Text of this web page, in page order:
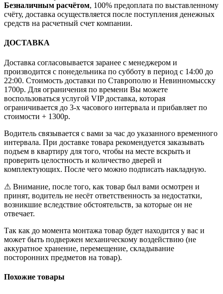
Безналичным расчётом, 100% предоплата по выставленному
счёту, доставка осуществляется после поступления денежных
средств на расчетный счет компании.
ДОСТАВКА
Доставка согласовывается заранее с менеджером и
производится с понедельника по субботу в период с 14:00 до
22:00. Стоимость доставки по Ставрополю и Невинномысску
1700р. Для ограничения по времени Вы можете
воспользоваться услугой VIP доставка, которая
ограничивается до 3-х часового интервала и прибавляет по
стоимости + 1300р.
Водитель связывается с вами за час до указанного временного
интервала. При доставке товара рекомендуется заказывать
подъем в квартиру для того, чтобы на месте вскрыть и
проверить целостность и количество дверей и
комплектующих. После чего можно подписать накладную.
⚠ Внимание, после того, как товар был вами осмотрен и
принят, водитель не несёт ответственность за недостатки,
возникшие вследствие обстоятельств, за которые он не
отвечает.
Так как до момента монтажа товар будет находится у вас и
может быть подвержен механическому воздействию (не
аккуратное хранение, перемещение, складывание
посторонних предметов на товар).
Похожие товары